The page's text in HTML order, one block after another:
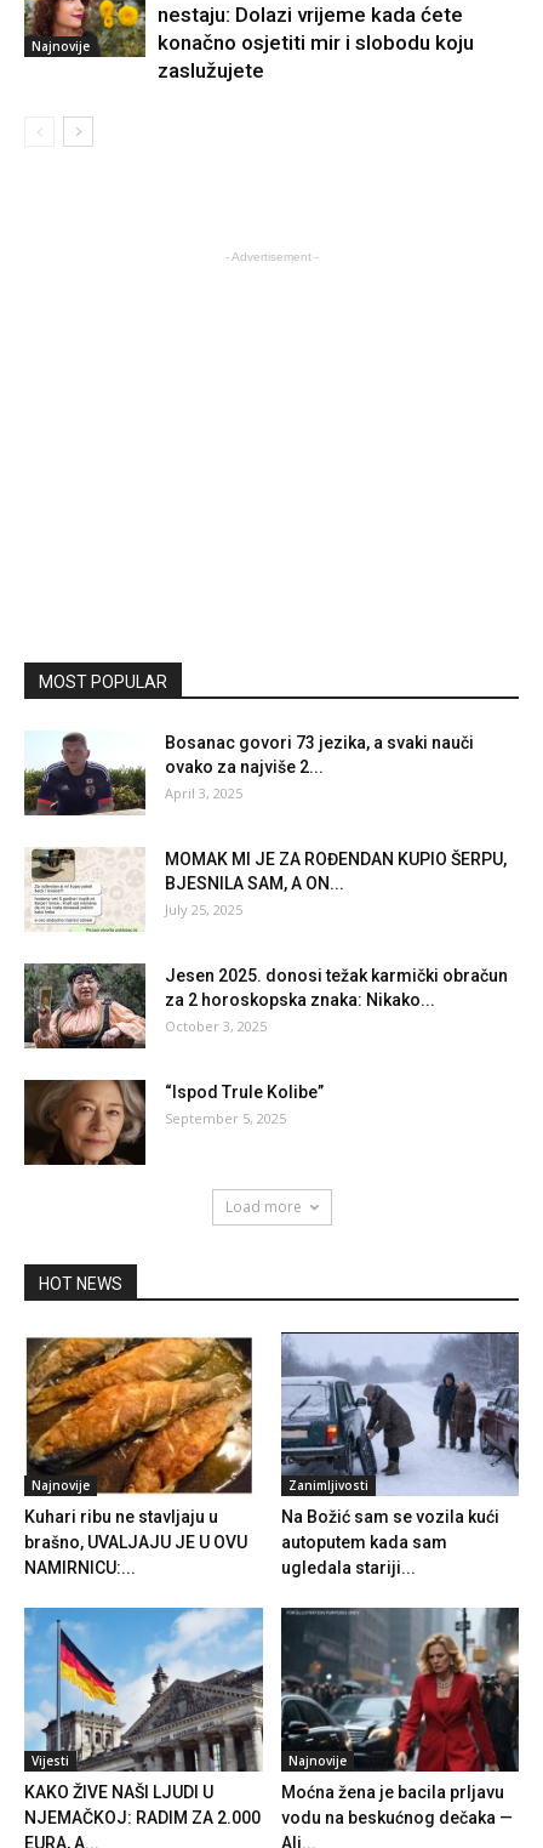
Najnovije
nestaju: Dolazi vrijeme kada ćete
konačno osjetiti mir i slobodu koju
zaslužujete
- Advertisement -
MOST POPULAR
Bosanac govori 73 jezika, a svaki nauči
ovako za najviše 2...
April 3, 2025
MOMAK MI JE ZA ROĐENDAN KUPIO ŠERPU,
BJESNILA SAM, A ON...
July 25, 2025
Jesen 2025. donosi težak karmički obračun
za 2 horoskopska znaka: Nikako...
October 3, 2025
“Ispod Trule Kolibe”
September 5, 2025
Load more
HOT NEWS
Najnovije
Kuhari ribu ne stavljaju u
brašno, UVALJAJU JE U OVU
NAMIRNICU:...
Zanimljivosti
Na Božić sam se vozila kući
autoputem kada sam
ugledala stariji...
Vijesti
KAKO ŽIVE NAŠI LJUDI U
NJEMAČKOJ: RADIM ZA 2.000
EURA, A...
Najnovije
Moćna žena je bacila prljavu
vodu na beskućnog dečaka —
Ali...